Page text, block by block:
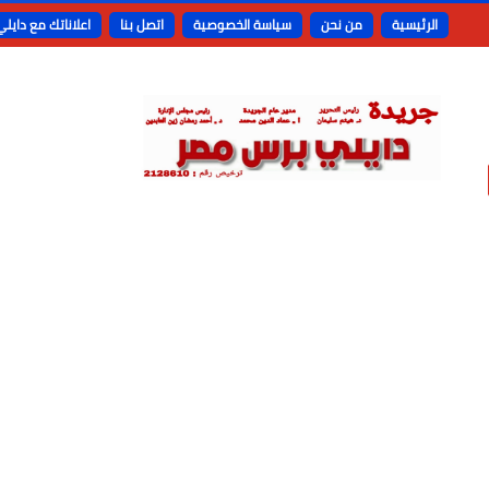
الرئيسية من نحن سياسة الخصوصية اتصل بنا اعلاناتك مع